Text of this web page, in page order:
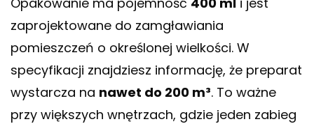
zaprojektowane do zamgławiania
pomieszczeń o określonej wielkości. W
specyfikacji znajdziesz informację, że preparat
wystarcza na nawet do 200 m³. To ważne
przy większych wnętrzach, gdzie jeden zabieg